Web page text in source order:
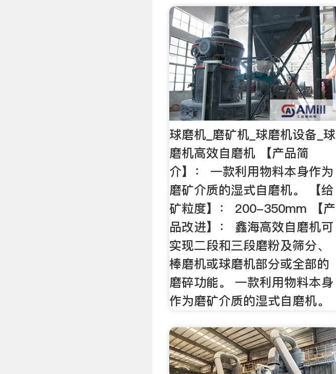
球磨机_磨矿机_球磨机设备_球
磨机高效自磨机 【产品简
介】： 一款利用物料本身作为
磨矿介质的湿式自磨机。 【给
矿粒度】： 200-350mm 【产
品改进】： 鑫海高效自磨机可
实现二段和三段磨粉及筛分、
棒磨机或球磨机部分或全部的
磨碎功能。 一款利用物料本身
作为磨矿介质的湿式自磨机。